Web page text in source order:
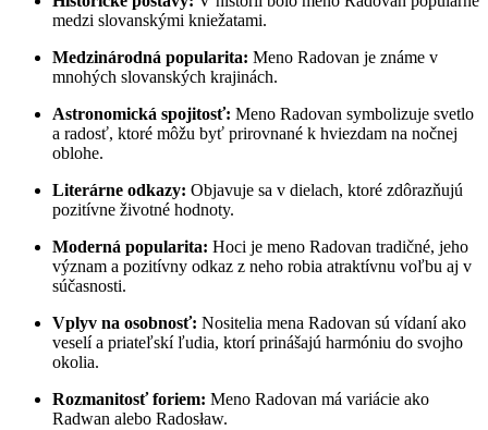
medzi slovanskými kniežatami.
Medzinárodná popularita: Meno Radovan je známe v
mnohých slovanských krajinách.
Astronomická spojitosť: Meno Radovan symbolizuje svetlo
a radosť, ktoré môžu byť prirovnané k hviezdam na nočnej
oblohe.
Literárne odkazy: Objavuje sa v dielach, ktoré zdôrazňujú
pozitívne životné hodnoty.
Moderná popularita: Hoci je meno Radovan tradičné, jeho
význam a pozitívny odkaz z neho robia atraktívnu voľbu aj v
súčasnosti.
Vplyv na osobnosť: Nositelia mena Radovan sú vídaní ako
veselí a priateľskí ľudia, ktorí prinášajú harmóniu do svojho
okolia.
Rozmanitosť foriem: Meno Radovan má variácie ako
Radwan alebo Radosław.